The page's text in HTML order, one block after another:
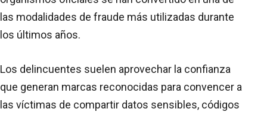
las modalidades de fraude más utilizadas durante
los últimos años.
Los delincuentes suelen aprovechar la confianza
que generan marcas reconocidas para convencer a
las víctimas de compartir datos sensibles, códigos